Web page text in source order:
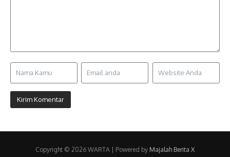
Copyright © 2026 WARTA | Powered by Majalah Berita X